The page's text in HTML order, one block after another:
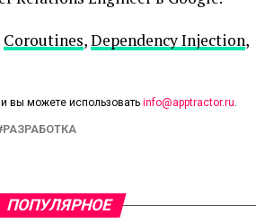
Coroutines,Dependency Injection,
вы можете использовать info@apptractor.ru.
РАЗРАБОТКА
ПОПУЛЯРНОЕ